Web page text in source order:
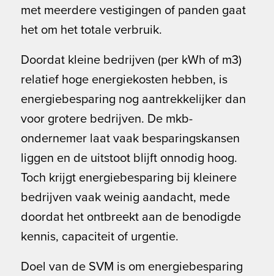
met meerdere vestigingen of panden gaat
het om het totale verbruik.
Doordat kleine bedrijven (per kWh of m3)
relatief hoge energiekosten hebben, is
energiebesparing nog aantrekkelijker dan
voor grotere bedrijven. De mkb-
ondernemer laat vaak besparingskansen
liggen en de uitstoot blijft onnodig hoog.
Toch krijgt energiebesparing bij kleinere
bedrijven vaak weinig aandacht, mede
doordat het ontbreekt aan de benodigde
kennis, capaciteit of urgentie.
Doel van de SVM is om energiebesparing